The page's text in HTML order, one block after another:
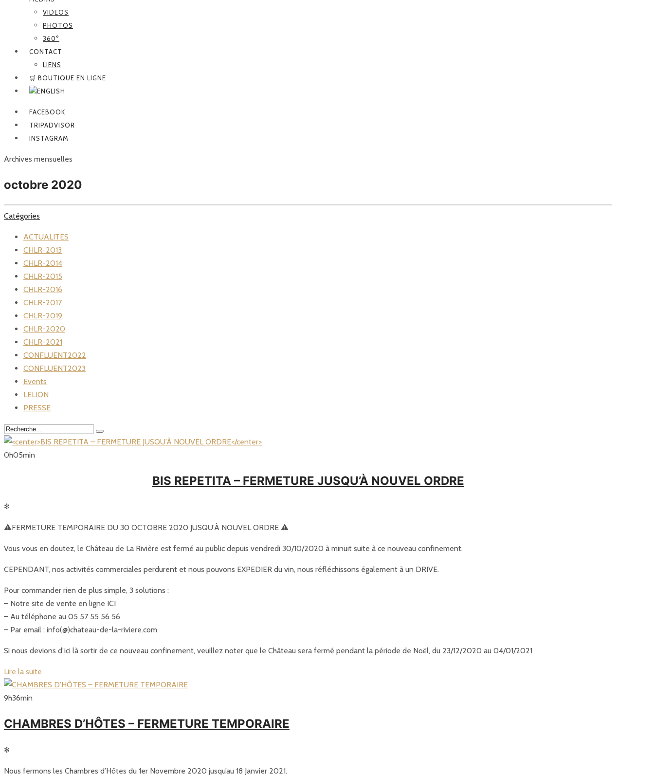
VIDEOS
PHOTOS
360°
CONTACT
LIENS
🛒 BOUTIQUE EN LIGNE
FACEBOOK
TRIPADVISOR
INSTAGRAM
Archives mensuelles
octobre 2020
Catégories
ACTUALITES
CHLR-2013
CHLR-2014
CHLR-2015
CHLR-2016
CHLR-2017
CHLR-2019
CHLR-2020
CHLR-2021
CONFLUENT2022
CONFLUENT2023
Events
LELION
PRESSE
0h05min
BIS REPETITA – FERMETURE JUSQU’À NOUVEL ORDRE
✻
⚠️FERMETURE TEMPORAIRE DU 30 OCTOBRE 2020 JUSQU’À NOUVEL ORDRE ⚠️
Vous vous en doutez, le Château de La Rivière est fermé au public depuis vendredi 30/10/2020 à minuit suite à ce nouveau confinement.
CEPENDANT, nos activités commerciales perdurent et nous pouvons EXPEDIER du vin, nous réfléchissons également à un DRIVE.
Pour commander rien de plus simple, 3 solutions :
– Notre site de vente en ligne ICI
– Au téléphone au 05 57 55 56 56
– Par email : info(@)chateau-de-la-riviere.com
Si nous devions d’ici là sortir de ce nouveau confinement, veuillez noter que le Château sera fermé pendant la période de Noël, du 23/12/2020 au 04/01/2021
Lire la suite
9h36min
CHAMBRES D’HÔTES – FERMETURE TEMPORAIRE
✻
Nous fermons les Chambres d’Hôtes du 1er Novembre 2020 jusqu’au 18 Janvier 2021.